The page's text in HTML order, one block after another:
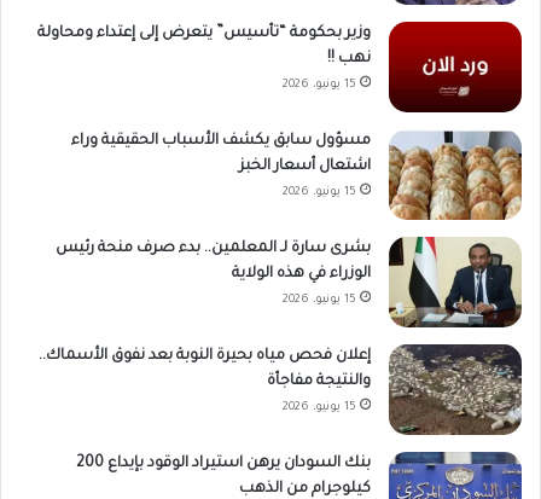
وزير بحكومة “تأسيس” يتعرض إلى إعتداء ومحاولة
نهب !!
15 يونيو، 2026
مسؤول سابق يكشف الأسباب الحقيقية وراء
اشتعال أسعار الخبز
15 يونيو، 2026
بشرى سارة لـ المعلمين.. بدء صرف منحة رئيس
الوزراء في هذه الولاية
15 يونيو، 2026
إعلان فحص مياه بحيرة النوبة بعد نفوق الأسماك..
والنتيجة مفاجأة
15 يونيو، 2026
بنك السودان يرهن استيراد الوقود بإيداع 200
كيلوجرام من الذهب